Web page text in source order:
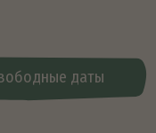
холодильник, чайник